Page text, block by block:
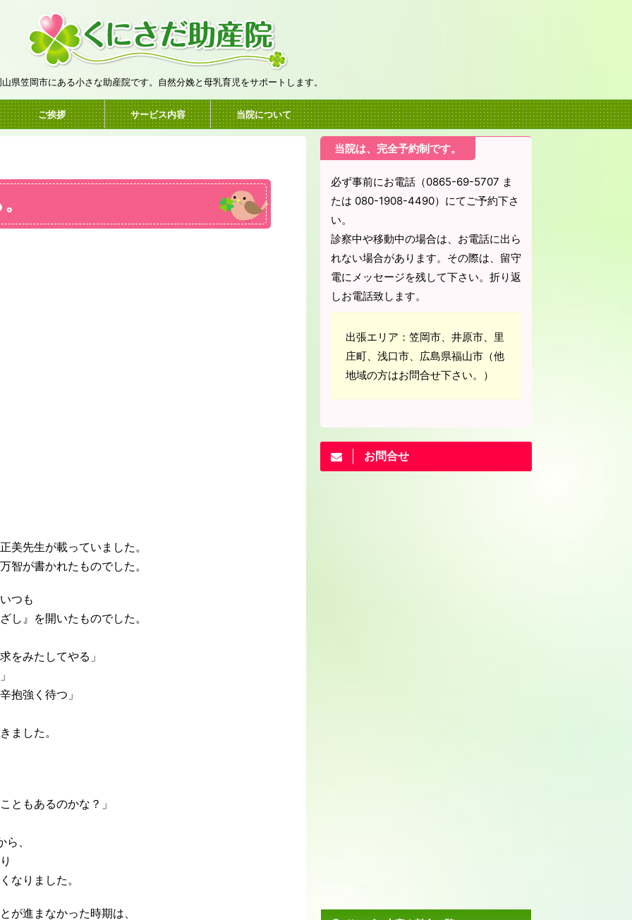
山県笠岡市にある小さな助産院です。自然分娩と母乳育児をサポートします。
ご挨拶 サービス内容 当院について
美先生が載っていました。
智が書かれたものでした。
つも
し』を開いたものでした。
をみたしてやる」
抱強く待つ」
ました。
ともあるのかな？」
、
なりました。
が進まなかった時期は、
当院は、完全予約制です。
必ず事前にお電話（0865-69-5707 ま
たは 080-1908-4490）にてご予約下さ
い。
診察中や移動中の場合は、お電話に出ら
れない場合があります。その際は、留守
電にメッセージを残して下さい。折り返
しお電話致します。
出張エリア：笠岡市、井原市、里
庄町、浅口市、広島県福山市（他
地域の方はお問合せ下さい。）
お問合せ